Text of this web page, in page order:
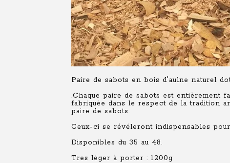
Paire de sabots en bois d'aulne naturel
.Chaque paire de sabots est entièrement
fabriquée dans le respect de la tradition
paire de sabots.
Ceux-ci se révéleront indispensables
Disponibles du 35 au 48.
Tres léger à porter : 1200g